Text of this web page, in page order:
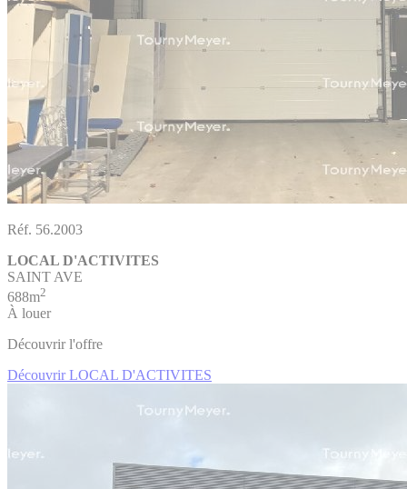
Réf. 56.2003
LOCAL D'ACTIVITES
SAINT AVE
688m2
À louer
Découvrir l'offre
Découvrir LOCAL D'ACTIVITES